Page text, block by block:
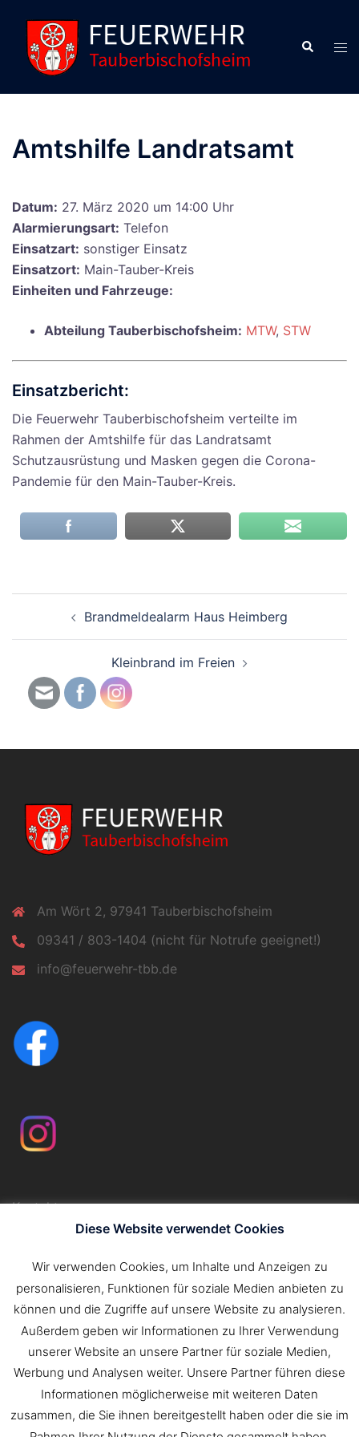
Inhalt
springen
Suche
Amtshilfe Landratsamt
Datum: 27. März 2020 um 14:00 Uhr
Alarmierungsart: Telefon
Einsatzart: sonstiger Einsatz
Einsatzort: Main-Tauber-Kreis
Einheiten und Fahrzeuge:
Abteilung Tauberbischofsheim: MTW, STW
Einsatzbericht:
Die Feuerwehr Tauberbischofsheim verteilte im
Rahmen der Amtshilfe für das Landratsamt
Schutzausrüstung und Masken gegen die Corona-
Pandemie für den Main-Tauber-Kreis.
Brandmeldealarm Haus Heimberg
Kleinbrand im Freien
Am Wört 2, 97941 Tauberbischofsheim
09341 / 803-1404 (nicht für Notrufe geeignet!)
info@feuerwehr-tbb.de
Kontakt
Impressum
Suchen
nach:
Diese Website verwendet Cookies
Wir verwenden Cookies, um Inhalte und Anzeigen zu
personalisieren, Funktionen für soziale Medien anbieten zu
können und die Zugriffe auf unsere Website zu analysieren.
Außerdem geben wir Informationen zu Ihrer Verwendung
unserer Website an unsere Partner für soziale Medien,
Werbung und Analysen weiter. Unsere Partner führen diese
Informationen möglicherweise mit weiteren Daten
zusammen, die Sie ihnen bereitgestellt haben oder die sie im